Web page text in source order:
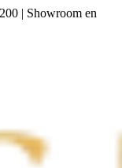
| Showroom en